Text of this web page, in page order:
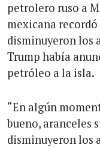
petrolero ruso a
mexicana recordó
disminuyeron los
Trump había
petróleo a la isla.
“En algún
bueno, aranceles
disminuyeron los